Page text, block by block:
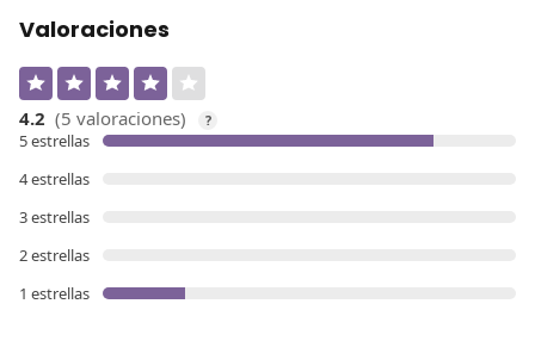
Valoraciones
4.2 (5 valoraciones) ?
5 estrellas
4 estrellas
3 estrellas
2 estrellas
1 estrellas